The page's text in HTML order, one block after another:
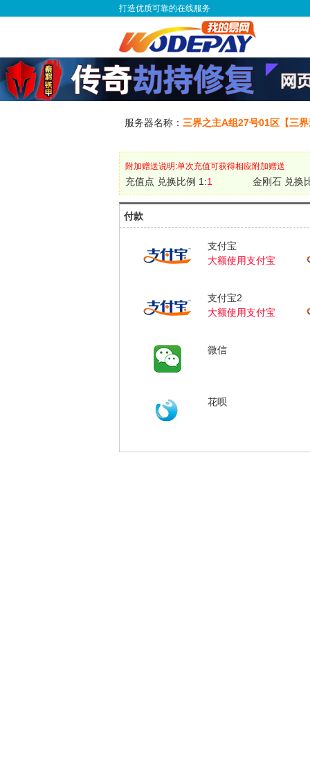
打造优质可靠的在线服务
服务器名称： 三界之主A组27号01区【三
附加赠送说明:单次充值可获得相应附加赠送
充值点 兑换比例 1:1 金刚石 兑换
付款
支付宝
大额使用支付宝
支付宝2
大额使用支付宝
微信
花呗